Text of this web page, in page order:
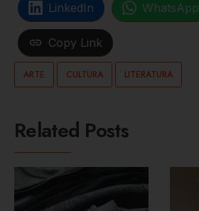
LinkedIn WhatsApp
Copy Link
ARTE CULTURA LITERATURA
Related Posts